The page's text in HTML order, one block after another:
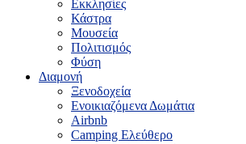
Εκκλησίες
Κάστρα
Μουσεία
Πολιτισμός
Φύση
Διαμονή
Ξενοδοχεία
Ενοικιαζόμενα Δωμάτια
Airbnb
Camping Ελεύθερο